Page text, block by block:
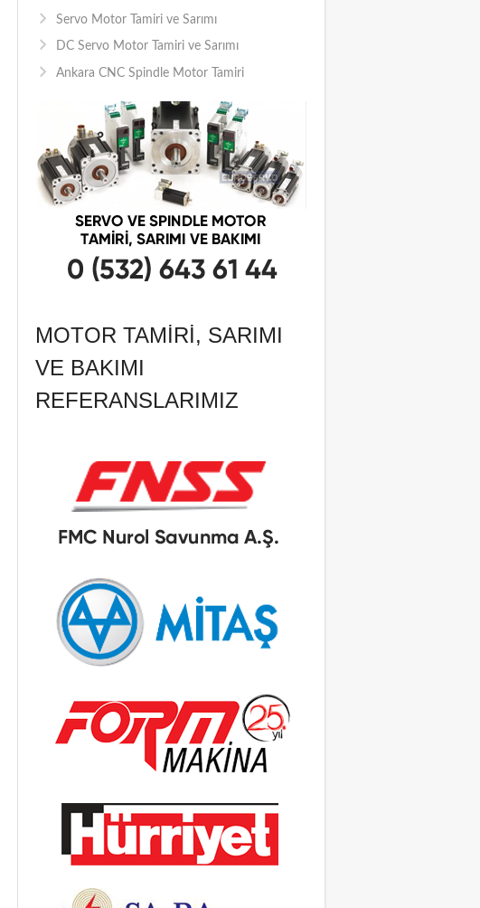
Servo Motor Tamiri ve Sarımı
DC Servo Motor Tamiri ve Sarımı
Ankara CNC Spindle Motor Tamiri
MOTOR TAMIRI, SARIMI
VE BAKIMI
REFERANSLARIMIZ